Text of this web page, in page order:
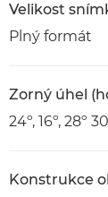
Velikost
Plný formát
Zorný úhel
24º, 16º, 28º
Konstrukce